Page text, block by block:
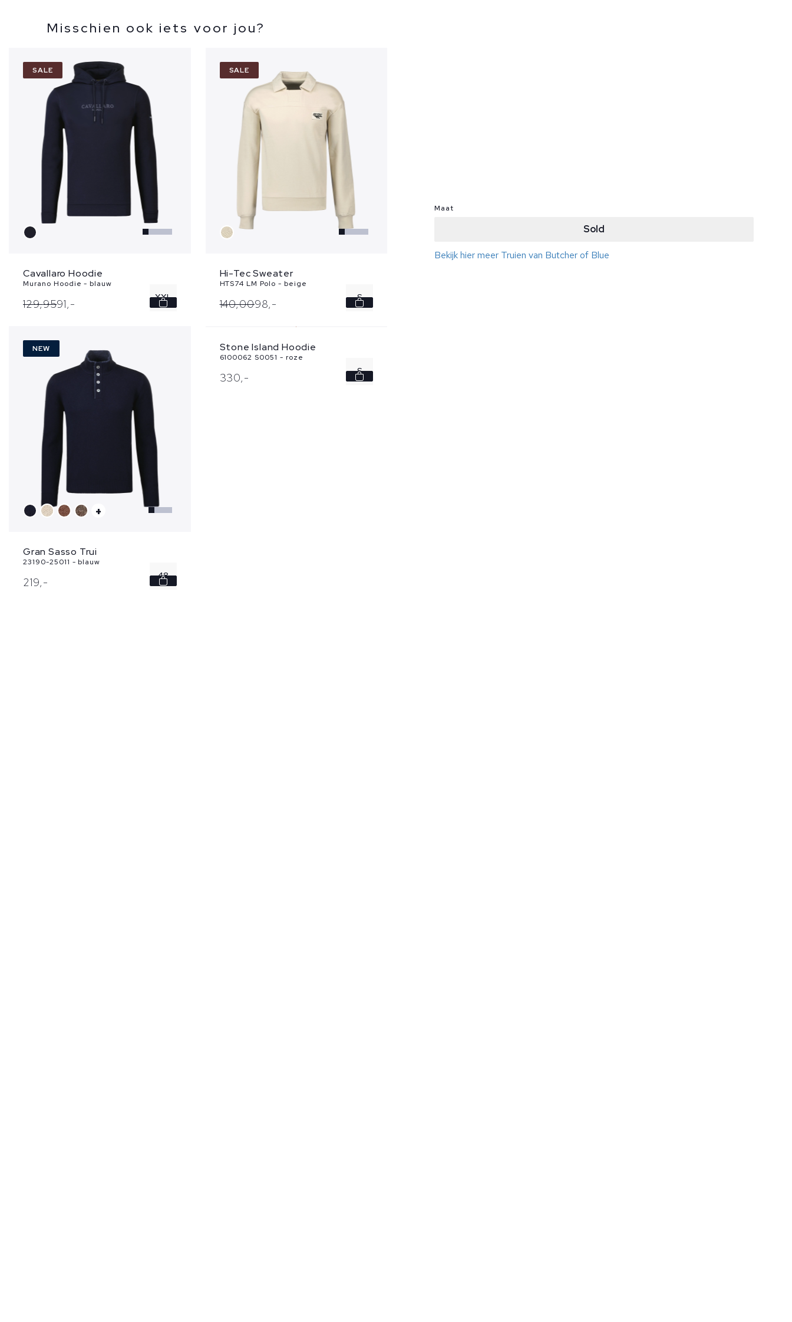
Misschien ook iets voor jou?
SALE
Cavallaro Hoodie
Murano Hoodie - blauw
129,9591,- XXL
SALE
Hi-Tec Sweater
HTS74 LM Polo - beige
140,0098,- S
XL
NEW
+
Gran Sasso Trui
23190-25011 - blauw
219,- 48
NEW
Stone Island Hoodie
6100062 S0051 - roze
330,- S
Maat
Sold
Bekijk hier meer Truien van Butcher of Blue